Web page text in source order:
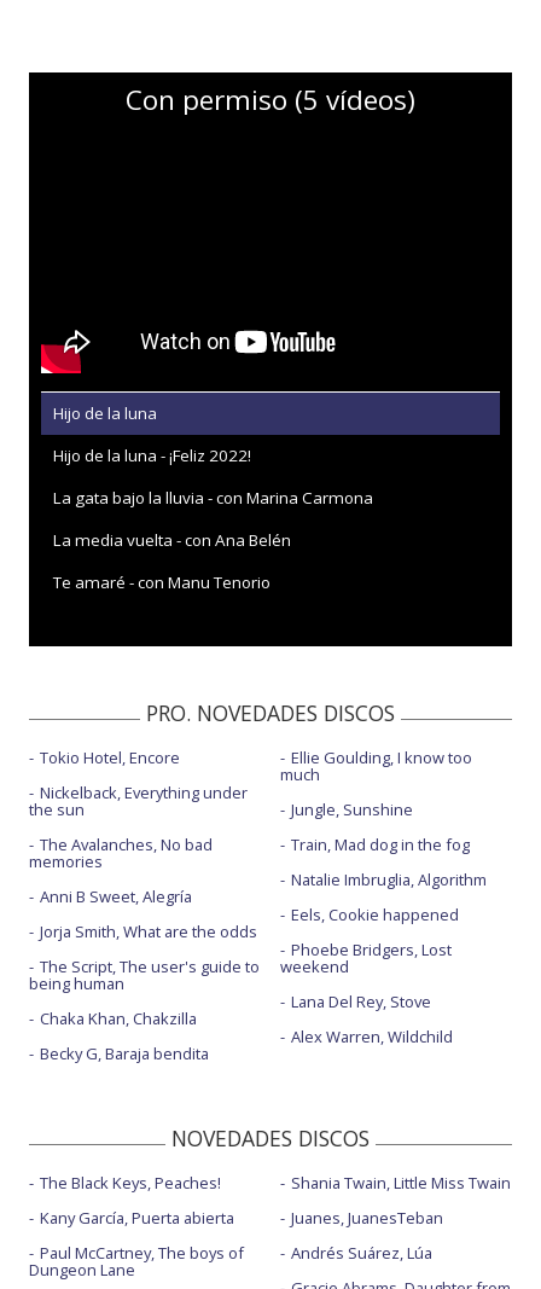
Con permiso (5 vídeos)
Hijo de la luna
Hijo de la luna - ¡Feliz 2022!
La gata bajo la lluvia - con Marina Carmona
La media vuelta - con Ana Belén
Te amaré - con Manu Tenorio
PRO. NOVEDADES DISCOS
Tokio Hotel, Encore
Nickelback, Everything under
the sun
The Avalanches, No bad
memories
Anni B Sweet, Alegría
Jorja Smith, What are the odds
The Script, The user's guide to
being human
Chaka Khan, Chakzilla
Becky G, Baraja bendita
Ellie Goulding, I know too
much
Jungle, Sunshine
Train, Mad dog in the fog
Natalie Imbruglia, Algorithm
Eels, Cookie happened
Phoebe Bridgers, Lost
weekend
Lana Del Rey, Stove
Alex Warren, Wildchild
NOVEDADES DISCOS
The Black Keys, Peaches!
Kany García, Puerta abierta
Paul McCartney, The boys of
Dungeon Lane
Shania Twain, Little Miss Twain
Juanes, JuanesTeban
Andrés Suárez, Lúa